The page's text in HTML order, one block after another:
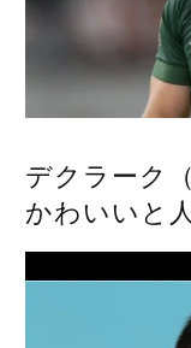
デクラーク
かわいいと